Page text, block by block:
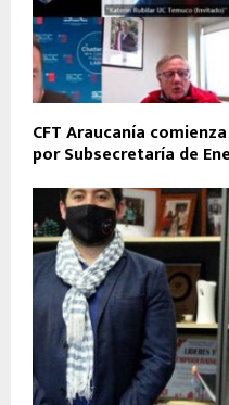
CFT Araucanía
por Subsecretaría de